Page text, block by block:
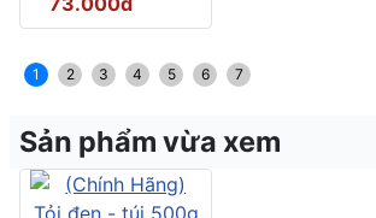
1 2 3 4 5 6 7
Sản phẩm vừa xem